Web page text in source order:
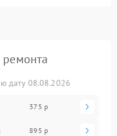
дату 08.08.2026
375 р
895 р